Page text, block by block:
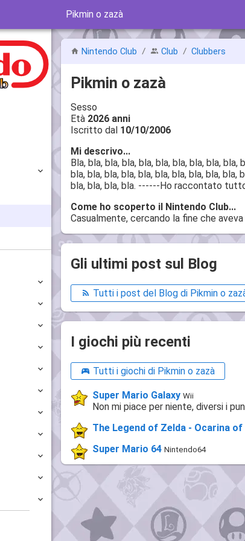
Pikmin o zazà
Nintendo Club Club Clubbers
Pikmin o zazà
Sesso
Età 2026 anni
Iscritto dal 10/10/2006
Mi descrivo...
Bla, bla, bla, bla, bla, bla, bla, bla, bla, bla,
bla, bla, bla, bla, bla, bla, bla, bla, bla, bla,
bla, bla, bla, bla. ------Ho raccontato
Come ho scoperto il Nintendo Club...
Casualmente, cercando la fine che
Gli ultimi post sul Blog
Tutti i post del Blog di Pikmin o
I giochi più recenti
Tutti i giochi di Pikmin o zazà
Super Mario Galaxy Wii
Non mi piace per niente, diversi i
The Legend of Zelda - Ocarina of
Super Mario 64 Nintendo64